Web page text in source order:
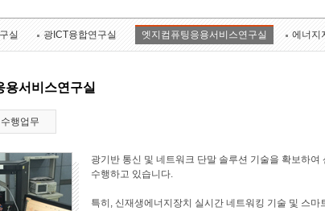
실 광ICT융합연구실 엣지컴퓨팅응용서비스연구실 에너지
용서비스연구실
수행업무
광기반 통신 및 네트워크 단말 솔루션 기술을 확보하
수행하고 있습니다.
특히, 신재생에너지장치 실시간 네트워킹 기술 및 스